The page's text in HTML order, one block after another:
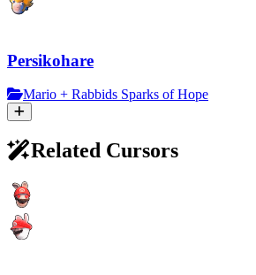
Persikohare
Mario + Rabbids Sparks of Hope
Related Cursors